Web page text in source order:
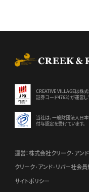
CREATIVE VILLAGEは株
証券コード4763）が運営し
当社は、一般財団法人日
付与認定を受けています。
運営：株式会社クリーク･アン
クリーク･アンド･リバー社会
サイトポリシー